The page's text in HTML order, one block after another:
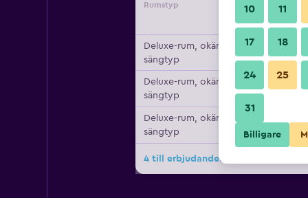
Rumstyp
Deluxe-rum, okänd
sängtyp
Deluxe-rum, okänd
sängtyp
Deluxe-rum, okänd
sängtyp
4 till erbjudanden för Marambaia
10 11
17 18
24 25
31
Billigare